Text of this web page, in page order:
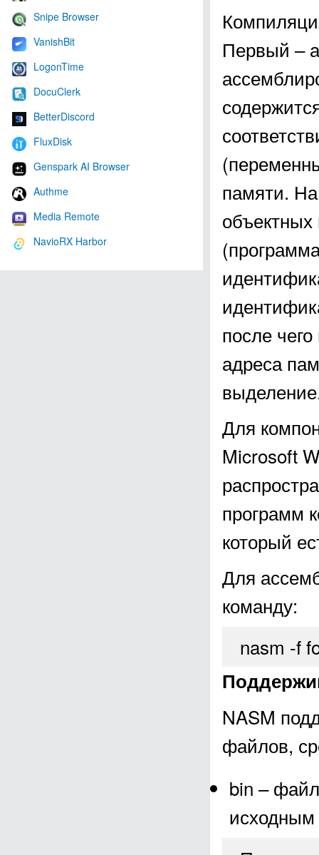
Snipe Browser
VanishBit
LogonTime
DocuClerk
BetterDiscord
FluxDisk
Genspark AI Browser
Authme
Media Remote
NavioRX Harbor
Первый –
памяти. На
после
адреса
Для
Microsoft
программ
который
Для
команду:
nasm -f
NASM
файлов,
bin –